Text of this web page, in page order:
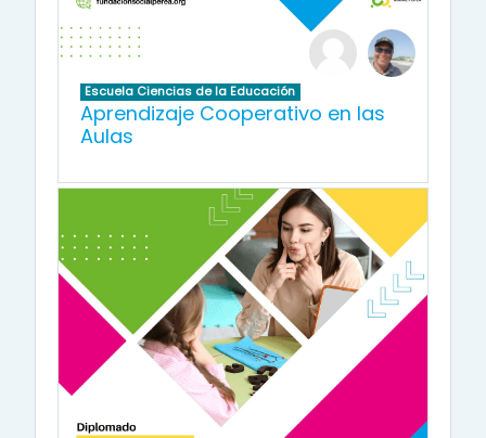
Escuela Ciencias de la Educación
Aprendizaje Cooperativo en las
Aulas